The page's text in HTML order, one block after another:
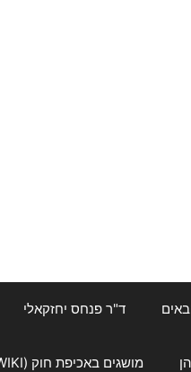
ד"ר פנחס יחזקאלי
מושגים באכיפת חוק (WIKI)